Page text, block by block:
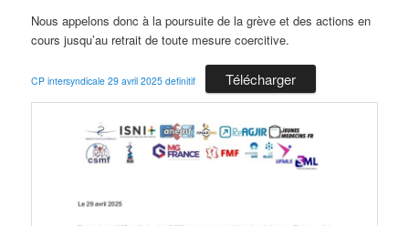
Nous appelons donc à la poursuite de la grève et des actions en
cours jusqu’au retrait de toute mesure coercitive.
CP intersyndicale 29 avril 2025 definitif Télécharger